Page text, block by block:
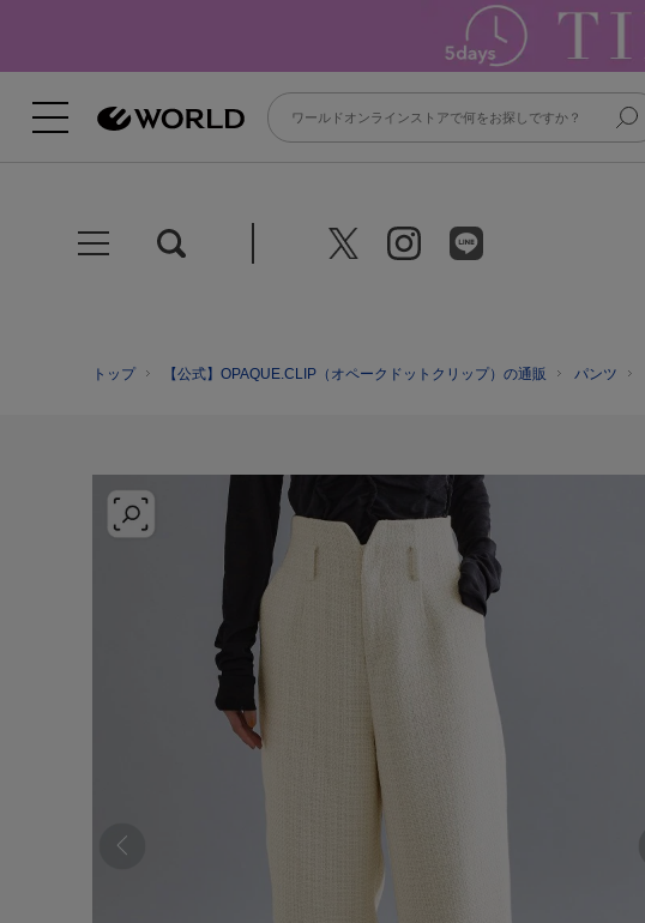
トップ 【公式】OPAQUE.CLIP（オペークドットクリップ）の通販 パンツ